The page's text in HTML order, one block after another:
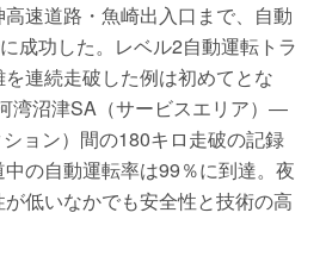
速道路・魚崎出入口まで、自動
成功した。レベル2自動運転トラ
連続走破した例は初めてとな
湾沼津SA（サービスエリア）―
ョン）間の180キロ走破の記録
の自動運転率は99％に到達。夜
低いなかでも安全性と技術の高